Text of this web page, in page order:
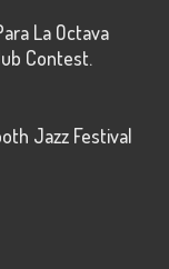
La Octava
Contest.
Jazz Festival